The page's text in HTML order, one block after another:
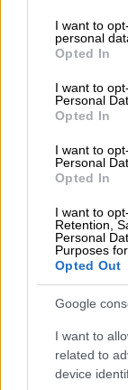
not limited to
grant or deny
use your data
consent section.
I want to
personal
Opted In
I want to
Personal
Opted In
I want to
Personal
Opted In
I want to
Retention,
Personal
Purposes
Opted Out
Google
I want to
related to
device
φαντάσματα»
δεκαετίες,
ακροδεξιάς
σημαντικά
Αν και είναι
θέση να
στο
διαφωνίες
είναι σε
κατεύθυνση
κλίμα.
Η Γαλλία